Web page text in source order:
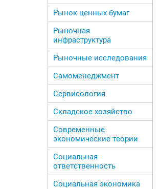
Рынок ценных бумаг
Рыночная
инфраструктура
Рыночные исследования
Самоменеджмент
Сервисология
Складское хозяйство
Современные
экономические теории
Социальная
ответственность
Социальная экономика